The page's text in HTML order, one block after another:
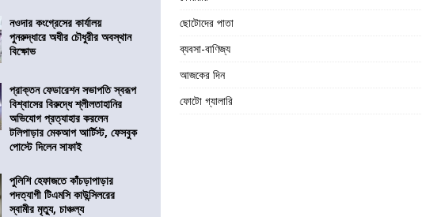
নওদার কংগ্রেসের কার্যালয়
পুনরুদ্ধারে অধীর চৌধুরীর অবস্থান
বিক্ষোভ
প্রাক্তন ফেডারেশন সভাপতি স্বরূপ
বিশ্বাসের বিরুদ্ধে শ্লীলতাহানির
অভিযোগ প্রত্যাহার করলেন
টলিপাড়ার মেকআপ আর্টিস্ট, ফেসবুক
পোস্টে দিলেন সাফাই
পুলিশি হেফাজতে কাঁচড়াপাড়ার
পদত্যাগী টিএমসি কাউন্সিলরের
স্বামীর মৃত্যু, চাঞ্চল্য
ছোটোদের পাতা
ব্যবসা-বাণিজ্য
আজকের দিন
ফোটো গ্যালারি